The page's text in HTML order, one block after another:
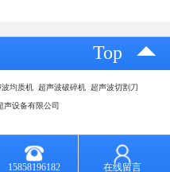
Top
均质机 超声波破碎机 超声波切割刀
声设备有限公司
15858196182 在线留言